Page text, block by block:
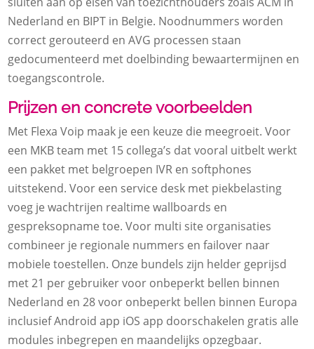
Nederland en BIPT in Belgie.​ Noodnummers worden
correct gerouteerd en AVG processen staan
gedocumenteerd met doelbinding bewaartermijnen en
toegangscontrole.​
Prijzen en concrete voorbeelden
Met Flexa Voip maak je een keuze die meegroeit.​ Voor
een MKB team met 15 collega’s dat vooral uitbelt werkt
een pakket met belgroepen IVR en softphones
uitstekend.​ Voor een service desk met piekbelasting
voeg je wachtrijen realtime wallboards en
gespreksopname toe.​ Voor multi site organisaties
combineer je regionale nummers en failover naar
mobiele toestellen.​ Onze bundels zijn helder geprijsd
met 21 per gebruiker voor onbeperkt bellen binnen
Nederland en 28 voor onbeperkt bellen binnen Europa
inclusief Android app iOS app doorschakelen gratis alle
modules inbegrepen en maandelijks opzegbaar.​